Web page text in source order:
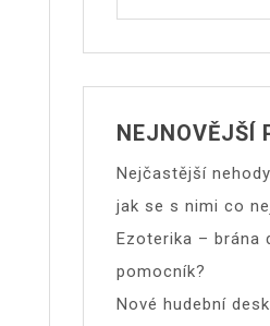
NEJNOVĚJŠÍ
Nejčastější
jak se s nimi co
Ezoterika – brána
pomocník?
Nové hudební